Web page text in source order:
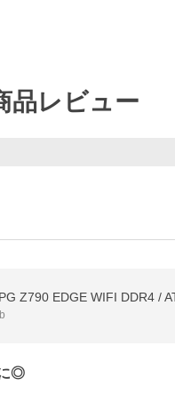
品レビュー
Z790 EDGE WIFI DDR4 /
◎